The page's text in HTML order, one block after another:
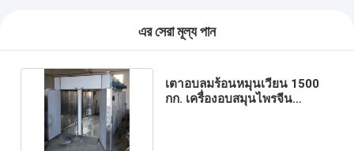
এর সেরা মূল্য পান
เตาอบลมร้อนหมุนเวียน 1500
กก. เครื่องอบสมุนไพรจีน